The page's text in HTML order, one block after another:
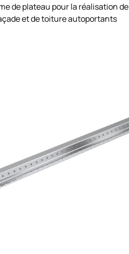
de plateau pour la réalisation de
et de toiture autoportants